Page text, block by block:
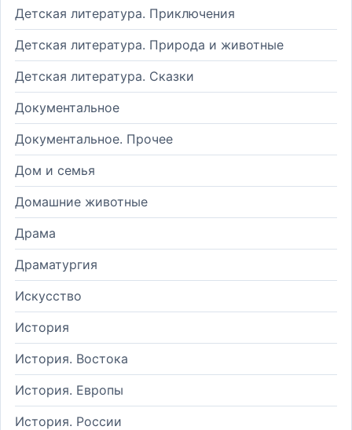
Детская литература. Приключения
Детская литература. Природа и животные
Детская литература. Сказки
Документальное
Документальное. Прочее
Дом и семья
Домашние животные
Драма
Драматургия
Искусство
История
История. Востока
История. Европы
История. России